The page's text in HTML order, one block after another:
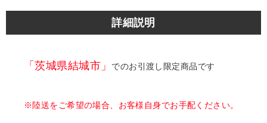
詳細説明
「茨城県結城市」 でのお引渡し限定商品です
※陸送をご希望の場合、お客様自身でお手配ください。